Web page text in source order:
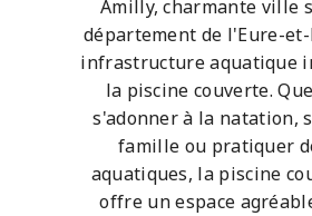
Amilly, charmante ville
département de l'Eure-
infrastructure aquatique
la piscine couverte.
s'adonner à la natation,
famille ou pratiquer
aquatiques, la piscine
offre un espace